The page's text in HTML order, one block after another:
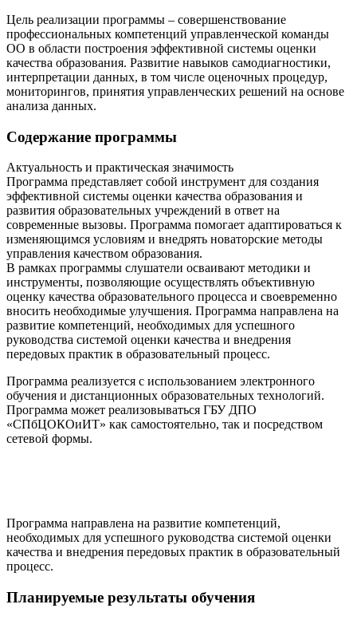
Цель реализации программы – совершенствование
профессиональных компетенций управленческой команды
ОО в области построения эффективной системы оценки
качества образования. Развитие навыков самодиагностики,
интерпретации данных, в том числе оценочных процедур,
мониторингов, принятия управленческих решений на основе
анализа данных.
Содержание программы
Актуальность и практическая значимость
Программа представляет собой инструмент для создания
эффективной системы оценки качества образования и
развития образовательных учреждений в ответ на
современные вызовы. Программа помогает адаптироваться к
изменяющимся условиям и внедрять новаторские методы
управления качеством образования.
В рамках программы слушатели осваивают методики и
инструменты, позволяющие осуществлять объективную
оценку качества образовательного процесса и своевременно
вносить необходимые улучшения. Программа направлена на
развитие компетенций, необходимых для успешного
руководства системой оценки качества и внедрения
передовых практик в образовательный процесс.
Программа реализуется с использованием электронного
обучения и дистанционных образовательных технологий.
Программа может реализовываться ГБУ ДПО
«СПбЦОКОиИТ» как самостоятельно, так и посредством
сетевой формы.
Программа направлена на развитие компетенций,
необходимых для успешного руководства системой оценки
качества и внедрения передовых практик в образовательный
процесс.
Планируемые результаты обучения